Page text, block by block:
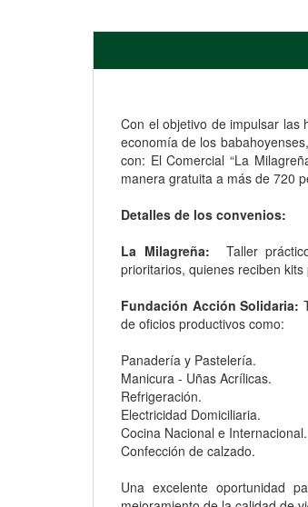
Con el objetivo de impulsar las
economía de los
con: El Comercial “La
manera gratuita a más de 720
Detalles de los convenios:
La Milagreña: Taller
prioritarios, quienes reciben
Fundación Acción Solidaria:
de oficios productivos como:
Panadería y Pastelería.
Manicura - Uñas Acrílicas.
Refrigeración.
Electricidad Domiciliaria.
Cocina Nacional e Internacional.
Confección de calzado.
Una excelente oportunidad